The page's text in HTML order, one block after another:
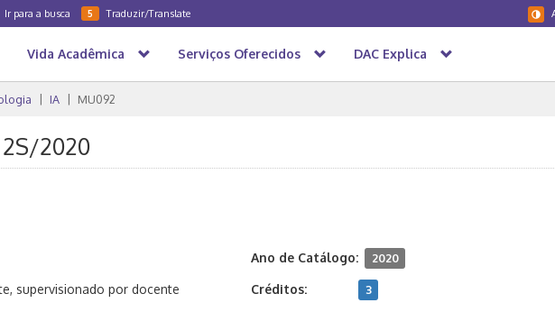
Ir para a busca 5 Traduzir/Translate
Vida Acadêmica Serviços Oferecidos DAC Explica
IA MU092
2020
supervisionado por docente
Ano de Catálogo: 2020
Créditos: 3